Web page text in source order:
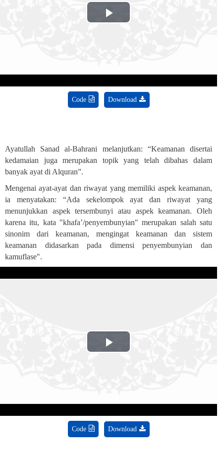
Play
Code Download
Ayatullah Sanad al-Bahrani melanjutkan: “Keamanan disertai
kedamaian juga merupakan topik yang telah dibahas dalam
banyak ayat di Alquran”.
Mengenai ayat-ayat dan riwayat yang memiliki aspek keamanan,
ia menyatakan: “Ada sekelompok ayat dan riwayat yang
menunjukkan aspek tersembunyi atau aspek keamanan. Oleh
karena itu, kata "khafa’/penyembunyian" merupakan salah satu
sinonim dari keamanan, mengingat keamanan dan sistem
keamanan didasarkan pada dimensi penyembunyian dan
kamuflase."
Play
Code Download